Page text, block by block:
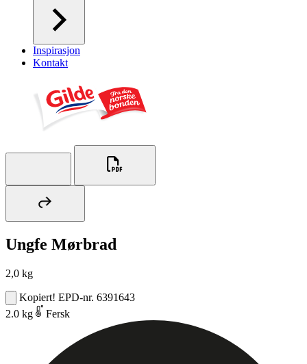
Inspirasjon
Kontakt
Ungfe Mørbrad
2,0 kg
Kopiert! EPD-nr. 6391643
2.0 kg
Fersk